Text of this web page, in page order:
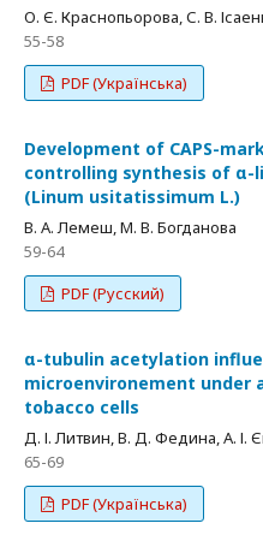
О. Є. Краснопьорова, С. В.
55-58
PDF (Українська)
Development of CAPS-
controlling synthesis of α-
(Linum usitatissimum L.)
В. А. Лемеш, М. В. Богданова
59-64
PDF (Русский)
α-tubulin acetylation
microenvironement under
tobacco cells
Д. І. Литвин, В. Д. Федина, А. І.
65-69
PDF (Українська)